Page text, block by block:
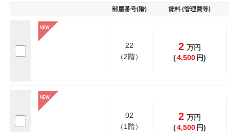
部屋番号(階) 賃料 (管理費等)
22
（2階）
2 万円
(4,500 円)
02
（1階）
2 万円
(4,500 円)